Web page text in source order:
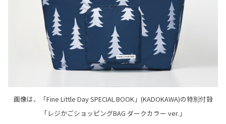
画像は、「Fine Little Day SPECIAL BOOK」(KADOKAWA)の特別付録
「レジかごショッピングBAG ダークカラー ver.」